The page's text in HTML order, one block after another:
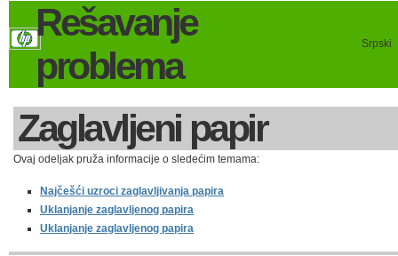
Rešavanje
problema
Srpski
Zaglavljeni papir
Ovaj odeljak pruža informacije o sledećim temama:
Najčešći uzroci zaglavljivanja papira
Uklanjanje zaglavljenog papira
Uklanjanje zaglavljenog papira